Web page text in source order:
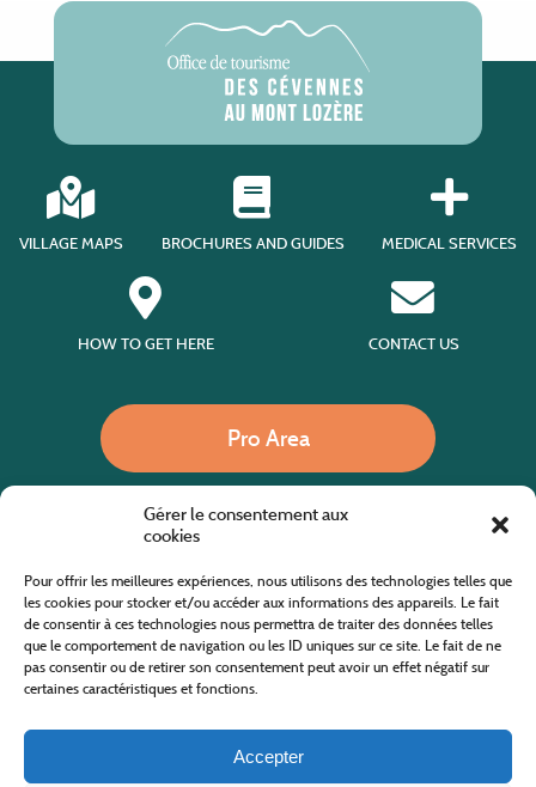
Gérer le consentement aux
cookies
Pour offrir les meilleures expériences, nous utilisons des technologies telles que
les cookies pour stocker et/ou accéder aux informations des appareils. Le fait
de consentir à ces technologies nous permettra de traiter des données telles
que le comportement de navigation ou les ID uniques sur ce site. Le fait de ne
pas consentir ou de retirer son consentement peut avoir un effet négatif sur
certaines caractéristiques et fonctions.
Accepter
VILLAGE MAPS BROCHURES AND GUIDES MEDICAL SERVICES
HOW TO GET HERE CONTACT US
Pro Area
Website co-financed by the European Agricultural Fund for Rural Development
Europe invests in rural areas